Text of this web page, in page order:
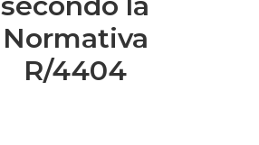
Normativa
R/4404